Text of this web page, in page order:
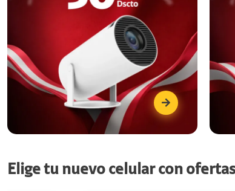
Elige tu nuevo celular con